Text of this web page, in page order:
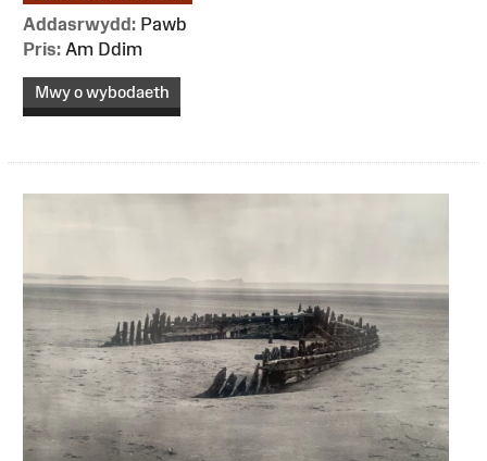
Addasrwydd: Pawb
Pris: Am Ddim
Mwy o wybodaeth